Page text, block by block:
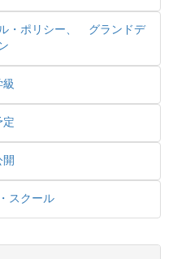
・ポリシー、 グランドデ
スクール